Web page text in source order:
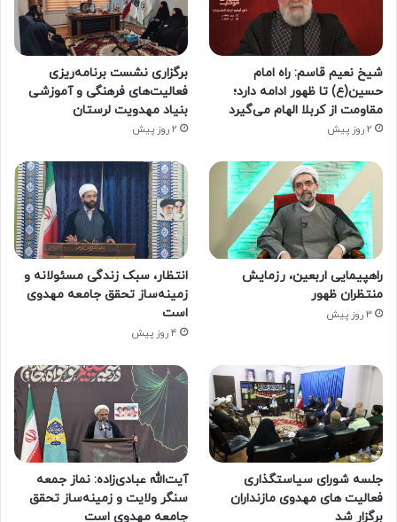
شیخ نعیم قاسم: راه امام
حسین(ع) تا ظهور ادامه دارد؛
مقاومت از کربلا الهام می‌گیرد
2 روز پیش
برگزاری نشست برنامه‌ریزی
فعالیت‌های فرهنگی و آموزشی
بنیاد مهدویت لرستان
2 روز پیش
راهپیمایی اربعین، رزمایش
منتظران ظهور
3 روز پیش
انتظار، سبک زندگی مسئولانه و
زمینه‌ساز تحقق جامعه مهدوی
است
4 روز پیش
جلسه شورای سیاستگذاری
فعالیت های مهدوی مازنداران
برگزار شد
آیت‌الله عبادی‌زاده: نماز جمعه
سنگر ولایت و زمینه‌ساز تحقق
جامعه مهدوی است